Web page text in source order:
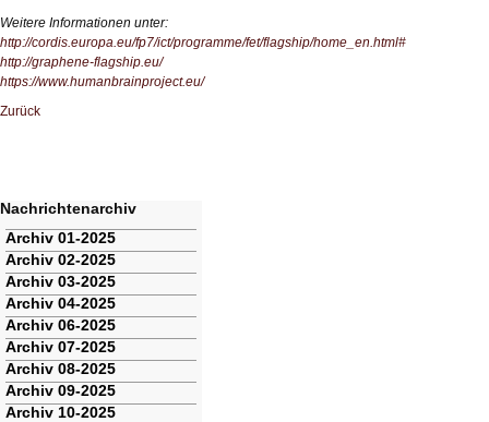
Weitere Informationen unter:
http://cordis.europa.eu/fp7/ict/programme/fet/flagship/home_en.html#
http://graphene-flagship.eu/
https://www.humanbrainproject.eu/
Zurück
Nachrichtenarchiv
Navigation
überspringen
Archiv 01-2025
Archiv 02-2025
Archiv 03-2025
Archiv 04-2025
Archiv 06-2025
Archiv 07-2025
Archiv 08-2025
Archiv 09-2025
Archiv 10-2025